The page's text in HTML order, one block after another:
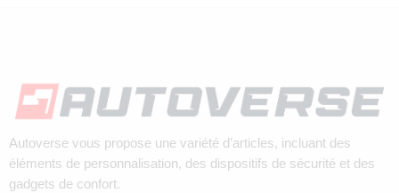
Autoverse vous propose une variété d’articles, incluant des
éléments de personnalisation, des dispositifs de sécurité et des
gadgets de confort.